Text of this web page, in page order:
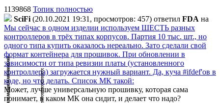
1139868 Топик полностью
SciFi (20.10.2021 19:31, просмотров: 457) ответил FDA на
Мы сейчас в одном изделии используем ШЕСТЬ разных
контроллеров в трёх типах корпусов. Партия 10 тыс. шт., но
одного типа купить оказалось нереально. Зато сделали свой
формат контейнера для прошивок. При обновлении в
зависимости от типа ревизии платы (установленного
контроллера) загружается нужный вариант. Да, куча #ifdef'ов в
коде, но что делать. Список МК такой:
Может, лучше универсальную прошивку, которая сама
понимает, в каком МК она сидит, и делает что надо?